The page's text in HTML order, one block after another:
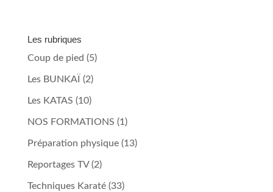
Les rubriques
Coup de pied (5)
Les BUNKAÏ (2)
Les KATAS (10)
NOS FORMATIONS (1)
Préparation physique(13)
Reportages TV(2)
Techniques Karaté(33)